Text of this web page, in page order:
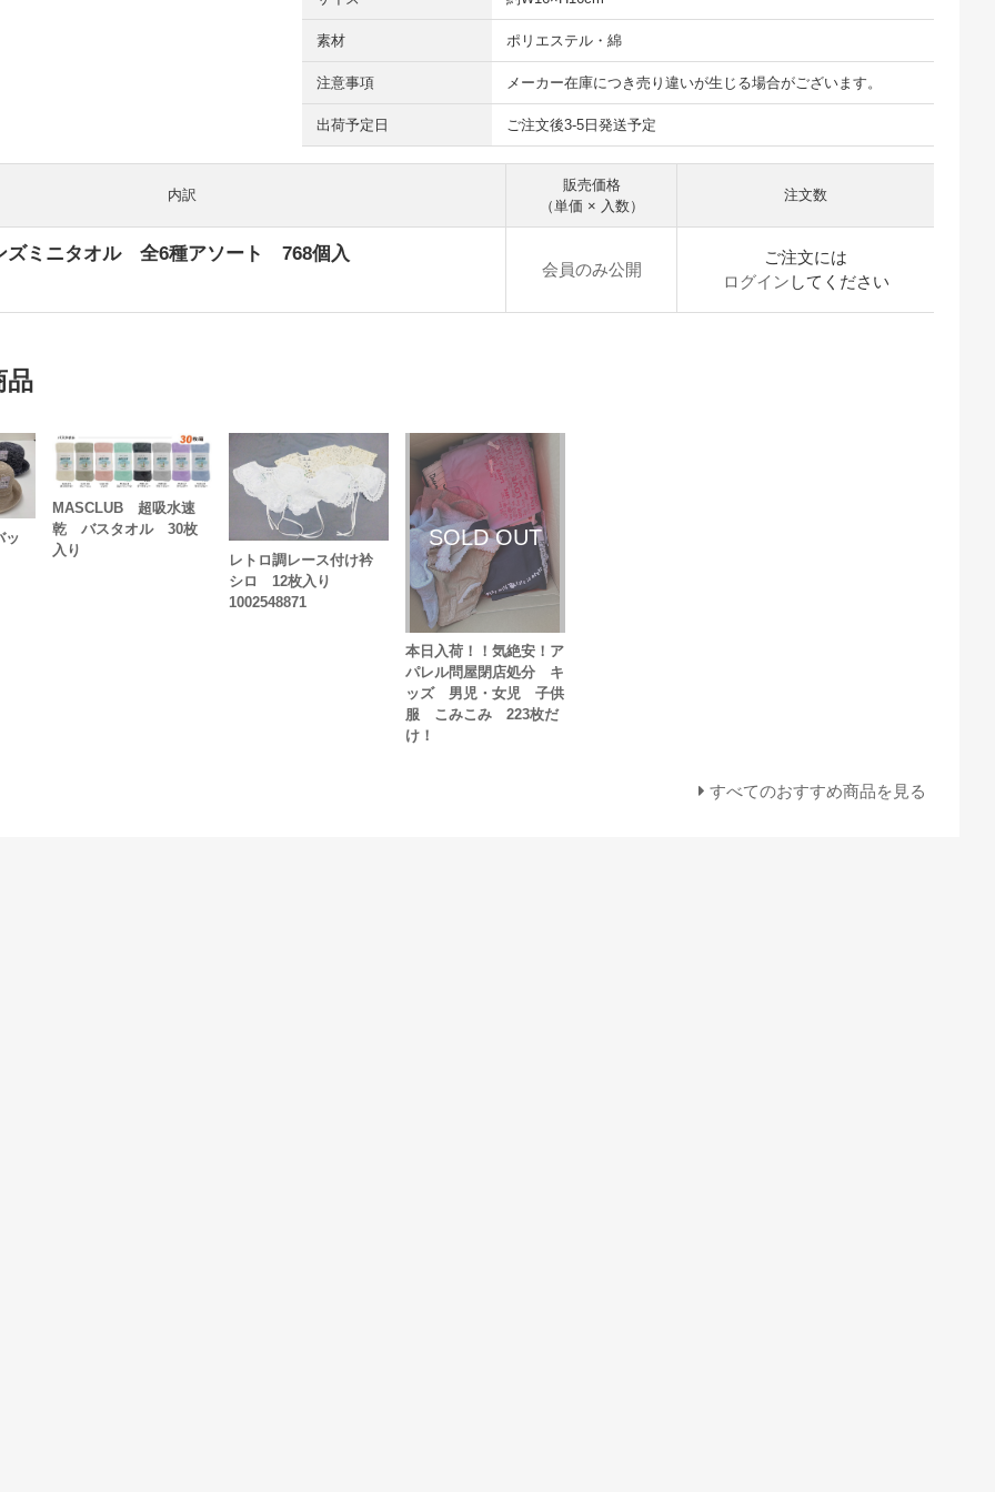
素材 ポリエステル・綿
注意事項 メーカー在庫につき売り違いが生じる場合がございます。
出荷予定日 ご注文後3-5日発送予定
内訳
販売価格
（単価 × 入数）
注文数
ズミニタオル 全6種アソート 768個入
会員のみ公開
ご注文には
ログイン してください
品
MASCLUB 超吸水速
乾 バスタオル 30枚
入り
レトロ調レース付け衿
シロ 12枚入り
1002548871
本日入荷！！気絶安！ア
パレル問屋閉店処分 キ
ッズ 男児・女児 子供
服 こみこみ 223枚だ
け！
すべてのおすすめ商品を見る